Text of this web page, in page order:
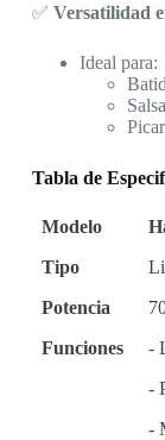
✅ Versatilidad
Ideal para:
Tabla de
Modelo
Tipo
Potencia
Funciones
-
-
-